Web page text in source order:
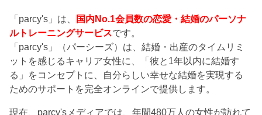
「parcy's」は、
国内No.1会員数の恋愛・結婚のパーソナ
ルトレーニングサービスです。
「parcy's」（パーシーズ）は、結婚・出産のタイムリミ
ットを感じるキャリア女性に、「彼と1年以内に結婚す
る」をコンセプトに、自分らしい幸せな結婚を実現する
ためのサポートを完全オンラインで提供します。
現在、parcy'sメディアでは、年間480万人の女性が訪れて